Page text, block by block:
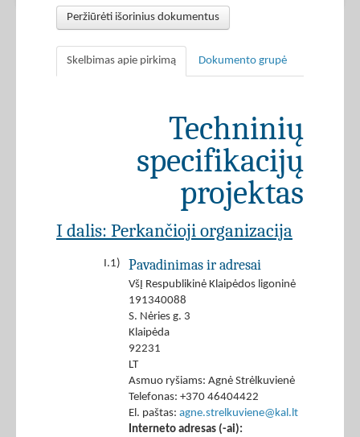
Peržiūrėti išorinius dokumentus
Skelbimas apie pirkimą Dokumento grupė
Techninių
specifikacijų
projektas
I dalis: Perkančioji organizacija
I.1) Pavadinimas ir adresai
VšĮ Respublikinė Klaipėdos ligoninė
191340088
S. Nėries g. 3
Klaipėda
92231
LT
Asmuo ryšiams: Agnė Strėlkuvienė
Telefonas: +370 46404422
El. paštas: agne.strelkuviene@kal.lt
Interneto adresas (-ai):